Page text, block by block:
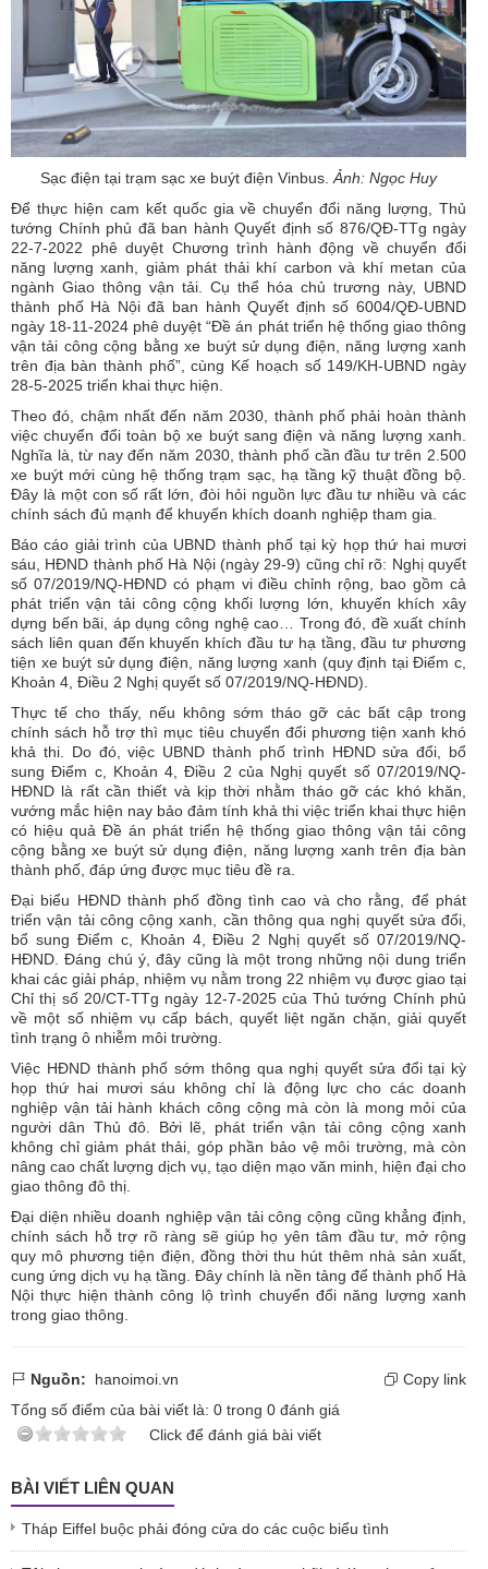
Sạc điện tại trạm sạc xe buýt điện Vinbus. Ảnh: Ngọc Huy
Để thực hiện cam kết quốc gia về chuyển đổi năng lượng, Thủ
tướng Chính phủ đã ban hành Quyết định số 876/QĐ-TTg ngày
22-7-2022 phê duyệt Chương trình hành động về chuyển đổi
năng lượng xanh, giảm phát thải khí carbon và khí metan của
ngành Giao thông vận tải. Cụ thể hóa chủ trương này, UBND
thành phố Hà Nội đã ban hành Quyết định số 6004/QĐ-UBND
ngày 18-11-2024 phê duyệt “Đề án phát triển hệ thống giao thông
vận tải công cộng bằng xe buýt sử dụng điện, năng lượng xanh
trên địa bàn thành phố”, cùng Kế hoạch số 149/KH-UBND ngày
28-5-2025 triển khai thực hiện.
Theo đó, chậm nhất đến năm 2030, thành phố phải hoàn thành
việc chuyển đổi toàn bộ xe buýt sang điện và năng lượng xanh.
Nghĩa là, từ nay đến năm 2030, thành phố cần đầu tư trên 2.500
xe buýt mới cùng hệ thống trạm sạc, hạ tầng kỹ thuật đồng bộ.
Đây là một con số rất lớn, đòi hỏi nguồn lực đầu tư nhiều và các
chính sách đủ mạnh để khuyến khích doanh nghiệp tham gia.
Báo cáo giải trình của UBND thành phố tại kỳ họp thứ hai mươi
sáu, HĐND thành phố Hà Nội (ngày 29-9) cũng chỉ rõ: Nghị quyết
số 07/2019/NQ-HĐND có phạm vi điều chỉnh rộng, bao gồm cả
phát triển vận tải công cộng khối lượng lớn, khuyến khích xây
dựng bến bãi, áp dụng công nghệ cao… Trong đó, đề xuất chính
sách liên quan đến khuyến khích đầu tư hạ tầng, đầu tư phương
tiện xe buýt sử dụng điện, năng lượng xanh (quy định tại Điểm c,
Khoản 4, Điều 2 Nghị quyết số 07/2019/NQ-HĐND).
Thực tế cho thấy, nếu không sớm tháo gỡ các bất cập trong
chính sách hỗ trợ thì mục tiêu chuyển đổi phương tiện xanh khó
khả thi. Do đó, việc UBND thành phố trình HĐND sửa đổi, bổ
sung Điểm c, Khoản 4, Điều 2 của Nghị quyết số 07/2019/NQ-
HĐND là rất cần thiết và kịp thời nhằm tháo gỡ các khó khăn,
vướng mắc hiện nay bảo đảm tính khả thi việc triển khai thực hiện
có hiệu quả Đề án phát triển hệ thống giao thông vận tải công
cộng bằng xe buýt sử dụng điện, năng lượng xanh trên địa bàn
thành phố, đáp ứng được mục tiêu đề ra.
Đại biểu HĐND thành phố đồng tình cao và cho rằng, để phát
triển vận tải công cộng xanh, cần thông qua nghị quyết sửa đổi,
bổ sung Điểm c, Khoản 4, Điều 2 Nghị quyết số 07/2019/NQ-
HĐND. Đáng chú ý, đây cũng là một trong những nội dung triển
khai các giải pháp, nhiệm vụ nằm trong 22 nhiệm vụ được giao tại
Chỉ thị số 20/CT-TTg ngày 12-7-2025 của Thủ tướng Chính phủ
về một số nhiệm vụ cấp bách, quyết liệt ngăn chặn, giải quyết
tình trạng ô nhiễm môi trường.
Việc HĐND thành phố sớm thông qua nghị quyết sửa đổi tại kỳ
họp thứ hai mươi sáu không chỉ là động lực cho các doanh
nghiệp vận tải hành khách công cộng mà còn là mong mỏi của
người dân Thủ đô. Bởi lẽ, phát triển vận tải công cộng xanh
không chỉ giảm phát thải, góp phần bảo vệ môi trường, mà còn
nâng cao chất lượng dịch vụ, tạo diện mạo văn minh, hiện đại cho
giao thông đô thị.
Đại diện nhiều doanh nghiệp vận tải công cộng cũng khẳng định,
chính sách hỗ trợ rõ ràng sẽ giúp họ yên tâm đầu tư, mở rộng
quy mô phương tiện điện, đồng thời thu hút thêm nhà sản xuất,
cung ứng dịch vụ hạ tầng. Đây chính là nền tảng để thành phố Hà
Nội thực hiện thành công lộ trình chuyển đổi năng lượng xanh
trong giao thông.
Nguồn: hanoimoi.vn
Copy link
Tổng số điểm của bài viết là: 0 trong 0 đánh giá
Click để đánh giá bài viết
BÀI VIẾT LIÊN QUAN
Tháp Eiffel buộc phải đóng cửa do các cuộc biểu tình